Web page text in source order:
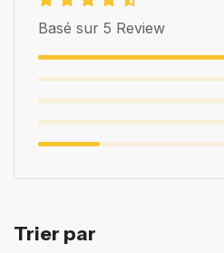
Basé sur 5 Review
Trier par